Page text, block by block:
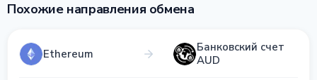
Похожие направления обмена
Ethereum
Банковский счет
AUD